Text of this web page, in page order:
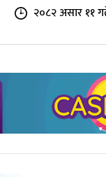
२०८२ असार ११